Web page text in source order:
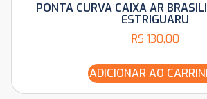
PONTA CURVA CAIXA AR
ESTRIGUARU
R$ 130,00
ADICIONAR AO